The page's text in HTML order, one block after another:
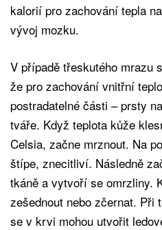
kalorií pro zachování tepla
vývoj mozku.
V případě třeskutého mrazu
že pro zachování vnitřní
postradatelné části – prsty
tváře. Když teplota kůže
Celsia, začne mrznout. Na
štípe, znecitliví. Následně
tkáně a vytvoří se omrzliny.
zešednout nebo zčernat. Při
se v krvi mohou utvořit